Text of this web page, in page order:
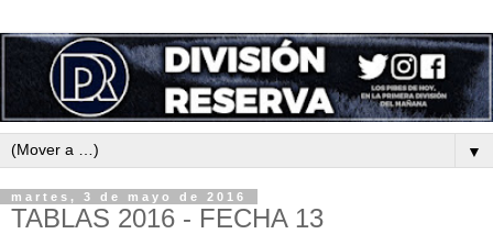
▼
martes, 3 de mayo de 2016
TABLAS 2016 - FECHA 13